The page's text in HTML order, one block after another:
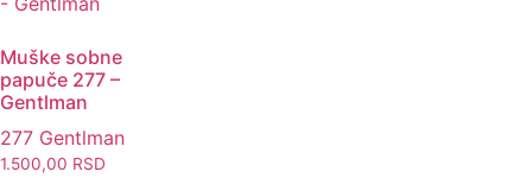
Muške sobne
papuče 277 –
Gentlman
277 Gentlman
1.500,00 RSD